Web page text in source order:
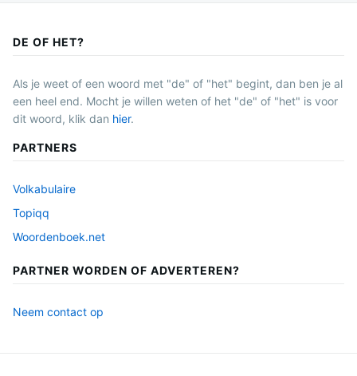
DE OF HET?
Als je weet of een woord met "de" of "het" begint, dan ben je al
een heel end. Mocht je willen weten of het "de" of "het" is voor
dit woord, klik dan hier.
PARTNERS
Volkabulaire
Topiqq
Woordenboek.net
PARTNER WORDEN OF ADVERTEREN?
Neem contact op